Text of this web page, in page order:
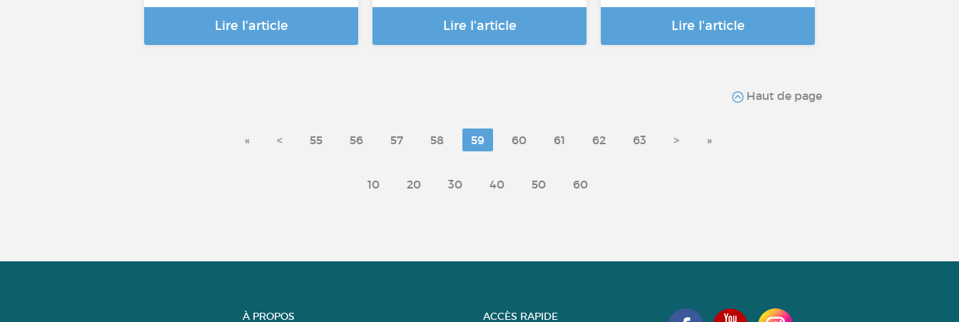
Lire l'article Lire l'article Lire l'article
Haut de page
« < 55 56 57 58 59 60 61 62 63 > »
10 20 30 40 50 60
À PROPOS ACCÈS RAPIDE